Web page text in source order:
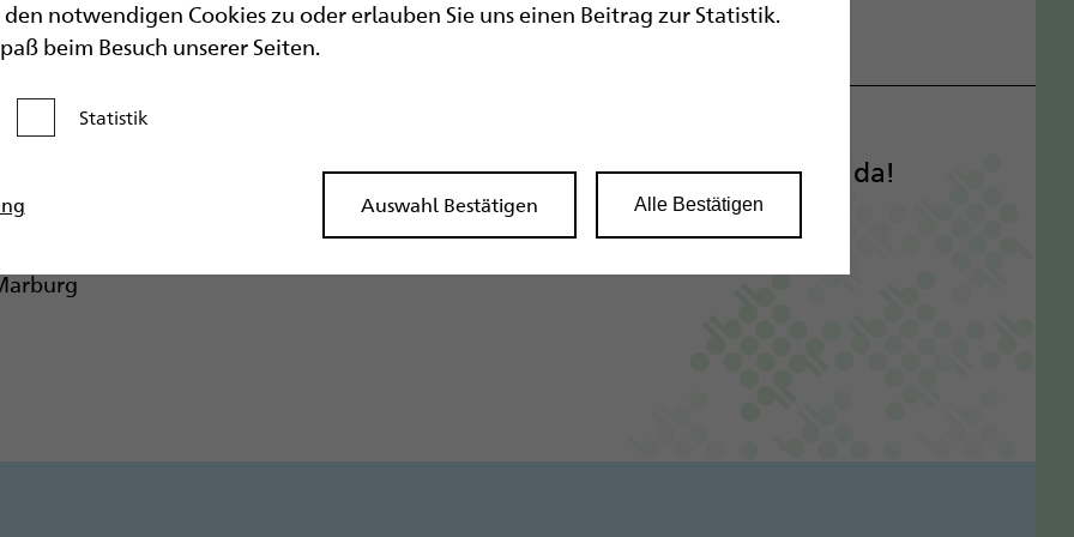
oder einer Systematik zur Punktschrift? Wir sind für Sie da!
notwendigen Cookies zu oder erlauben Sie uns einen Beitrag zur Statistik.
beim Besuch unserer Seiten.
Statistik
Auswahl Bestätigen Alle Bestätigen